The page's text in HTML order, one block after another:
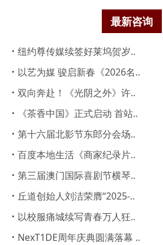
最新咨询
· 纽约尊传媒续签好莱坞贺岁..
· 以艺为媒 骏启新春《2026名..
· 双向奔赴！《光阴之外》许..
· 《茶香中国》正式启动 首站..
· 第十六届北影节东郎分会场..
· 百度本地生活《商家纪录片..
· 第三届澳门国际喜剧节横琴..
· 丘道创始人刘洁荣膺“2025-..
· 以校服痛城续写青春万人狂..
· NexT1DE周年庆典圆满落幕 ..